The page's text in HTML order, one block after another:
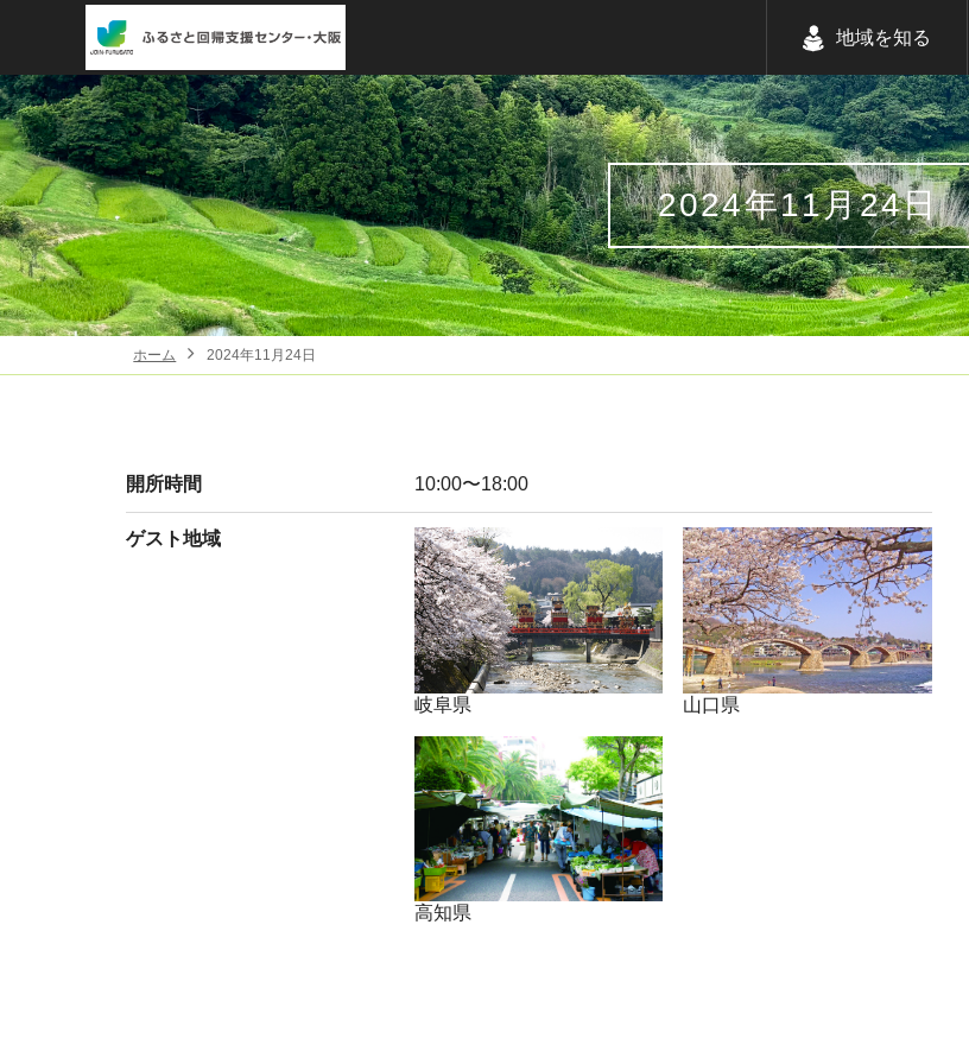
地域を知る
2024年11月24日
ホーム 2024年11月24日
開所時間 10:00〜18:00
ゲスト地域
岐阜県 山口県
高知県